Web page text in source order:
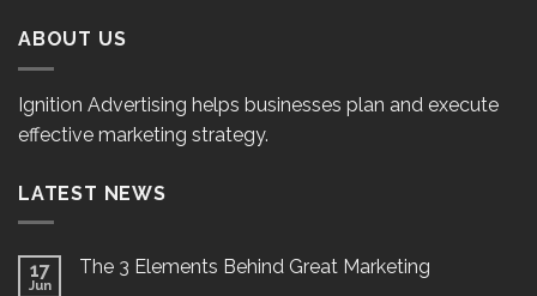
ABOUT US
Ignition Advertising helps businesses plan and execute
effective marketing strategy.
LATEST NEWS
17
Jun
The 3 Elements Behind Great Marketing